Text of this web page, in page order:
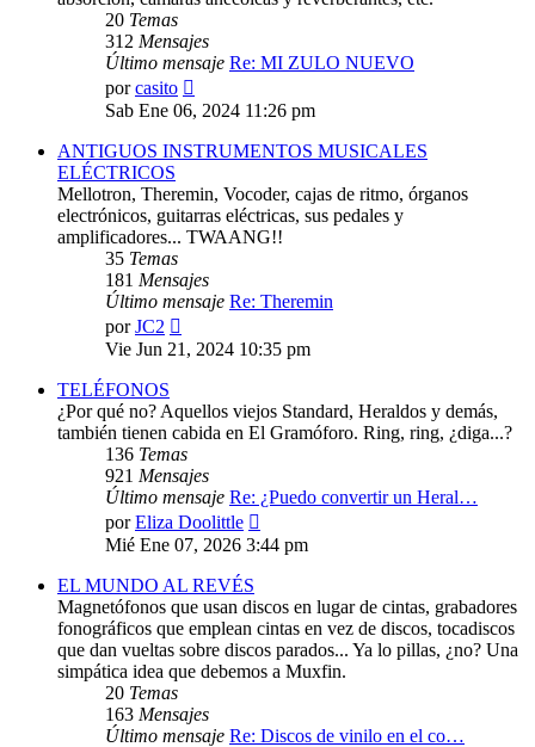
20 Temas
312 Mensajes
Último mensaje Re: MI ZULO NUEVO
porcasito
último
mensaje
Sab Ene 06, 2024 11:26 pm
ANTIGUOS INSTRUMENTOS MUSICALES
ELÉCTRICOS
Mellotron, Theremin, Vocoder, cajas de ritmo, órganos
electrónicos, guitarras eléctricas, sus pedales y
amplificadores... TWAANG!!
35 Temas
181 Mensajes
Último mensaje Re: Theremin
porJC2
último
mensaje
Vie Jun 21, 2024 10:35 pm
TELÉFONOS
¿Por qué no? Aquellos viejos Standard, Heraldos y demás,
también tienen cabida en El Gramóforo. Ring, ring, ¿diga...?
136 Temas
921 Mensajes
Último mensaje Re: ¿Puedo convertir un Heral…
porEliza Doolittle
último
mensaje
Mié Ene 07, 2026 3:44 pm
EL MUNDO AL REVÉS
Magnetófonos que usan discos en lugar de cintas, grabadores
fonográficos que emplean cintas en vez de discos, tocadiscos
que dan vueltas sobre discos parados... Ya lo pillas, ¿no? Una
simpática idea que debemos a Muxfin.
20 Temas
163 Mensajes
Último mensaje Re: Discos de vinilo en el co…